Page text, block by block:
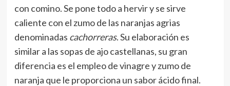
con comino. Se pone todo a hervir y se sirve
caliente con el zumo de las naranjas agrias
denominadas cachorreras. Su elaboración es
similar a las sopas de ajo castellanas, su gran
diferencia es el empleo de vinagre y zumo de
naranja que le proporciona un sabor ácido final.